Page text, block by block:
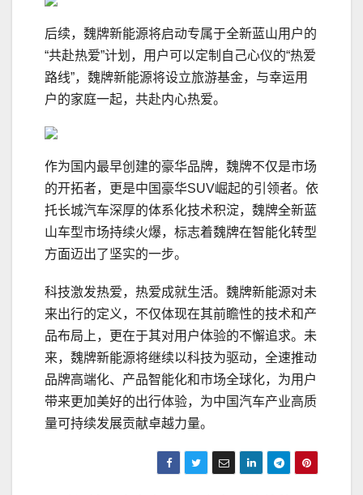
后续，魏牌新能源将启动专属于全新蓝山用户的
“共赴热爱”计划，用户可以定制自己心仪的“热爱
路线”，魏牌新能源将设立旅游基金，与幸运用
户的家庭一起，共赴内心热爱。
作为国内最早创建的豪华品牌，魏牌不仅是市场
的开拓者，更是中国豪华SUV崛起的引领者。依
托长城汽车深厚的体系化技术积淀，魏牌全新蓝
山车型市场持续火爆，标志着魏牌在智能化转型
方面迈出了坚实的一步。
科技激发热爱，热爱成就生活。魏牌新能源对未
来出行的定义，不仅体现在其前瞻性的技术和产
品布局上，更在于其对用户体验的不懈追求。未
来，魏牌新能源将继续以科技为驱动，全速推动
品牌高端化、产品智能化和市场全球化，为用户
带来更加美好的出行体验，为中国汽车产业高质
量可持续发展贡献卓越力量。